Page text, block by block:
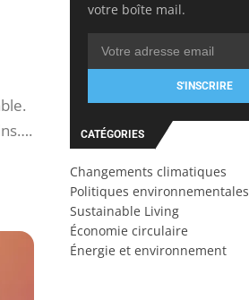
votre boîte mail.
S'INSCRIRE
CATÉGORIES
Changements climatiques
Politiques environnementales
Sustainable Living
Économie circulaire
Énergie et environnement